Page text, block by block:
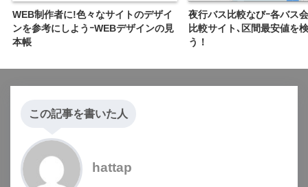
WEB制作者に!色々なサイトのデザイ
ンを参考にしようｰWEBデザインの見
本帳
夜行バス比較なびｰ各バス
比較サイト､区間最安値を
う！
この記事を書いた人
hattap